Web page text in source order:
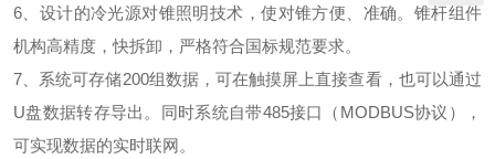
6、设计的冷光源对锥照明技术，使对锥方便、准确。锥杆组件
机构高精度，快拆卸，严格符合国标规范要求。
7、系统可存储200组数据，可在触摸屏上直接查看，也可以通过
U盘数据转存导出。同时系统自带485接口（MODBUS协议），
可实现数据的实时联网。